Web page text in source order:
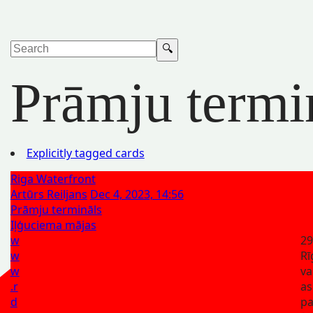
Prāmju
Explicitly tagged cards
Riga Waterfront
Artūrs Reiljans Dec 4, 2023, 14:56
Prāmju termināls
Iļģuciema mājas
w
w
w
.r
d
as